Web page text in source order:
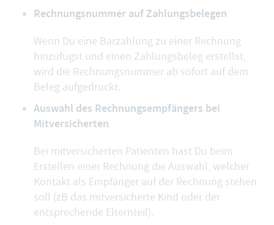
Rechnungsnummer auf Zahlungsbelegen
Wenn Du eine Barzahlung zu einer Rechnung
hinzufügst und einen Zahlungsbeleg erstellst,
wird die Rechnungsnummer ab sofort auf dem
Beleg aufgedruckt.
Auswahl des Rechnungsempfängers bei
Mitversicherten
Bei mitversicherten Patienten hast Du beim
Erstellen einer Rechnung die Auswahl, welcher
Kontakt als Empfänger auf der Rechnung stehen
soll (zB das mitversicherte Kind oder der
entsprechende Elternteil).